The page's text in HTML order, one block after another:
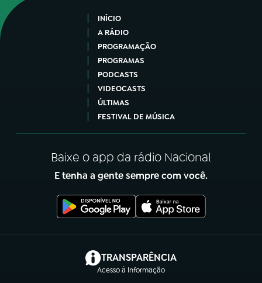
INÍCIO
A RÁDIO
PROGRAMAÇÃO
PROGRAMAS
PODCASTS
VIDEOCASTS
ÚLTIMAS
FESTIVAL DE MÚSICA
Baixe o app da rádio Nacional
E tenha a gente sempre com você.
TRANSPARÊNCIA
Acesso à Informação
(abre em nova aba)